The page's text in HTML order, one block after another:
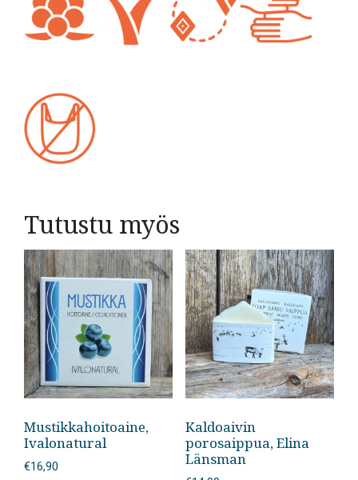
Tutustu myös
Mustikkahoitoaine,
Ivalonatural
€16,90
Kaldoaivin
porosaippua, Elina
Länsman